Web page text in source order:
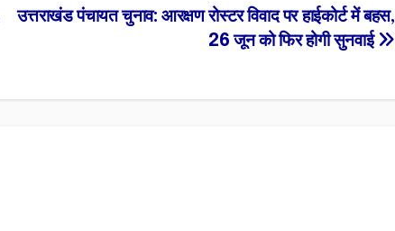
उत्तराखंड पंचायत चुनाव: आरक्षण रोस्टर विवाद पर हाईकोर्ट में बहस,
26 जून को फिर होगी सुनवाई